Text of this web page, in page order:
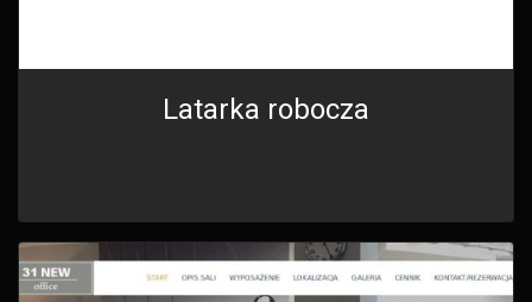
Latarka robocza